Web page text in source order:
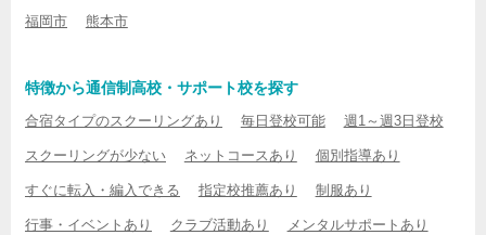
福岡市 熊本市
特徴から通信制高校・サポート校を探す
合宿タイプのスクーリングあり 毎日登校可能 週1～週3日登校
スクーリングが少ない ネットコースあり 個別指導あり
すぐに転入・編入できる 指定校推薦あり 制服あり
行事・イベントあり クラブ活動あり メンタルサポートあり